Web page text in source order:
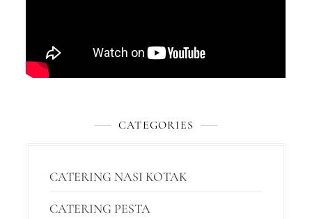
CATEGORIES
CATERING NASI KOTAK
CATERING PESTA